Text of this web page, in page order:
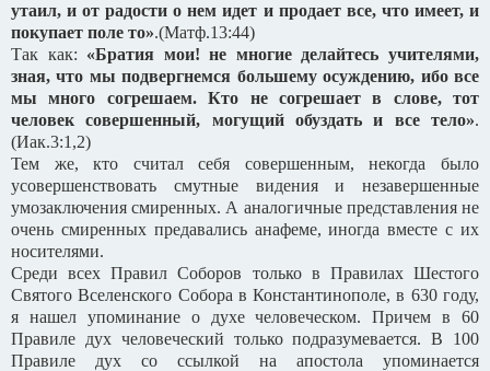
утаил, и от радости о нем идет и продает все, что имеет, и
покупает поле то».(Матф.13:44)
Так как: «Братия мои! не многие делайтесь учителями,
зная, что мы подвергнемся большему осуждению, ибо все
мы много согрешаем. Кто не согрешает в слове, тот
человек совершенный, могущий обуздать и все тело».
(Иак.3:1,2)
Тем же, кто считал себя совершенным, некогда было
усовершенствовать смутные видения и незавершенные
умозаключения смиренных. А аналогичные представления не
очень смиренных предавались анафеме, иногда вместе с их
носителями.
Среди всех Правил Соборов только в Правилах Шестого
Святого Вселенского Собора в Константинополе, в 630 году,
я нашел упоминание о духе человеческом. Причем в 60
Правиле дух человеческий только подразумевается. В 100
Правиле дух со ссылкой на апостола упоминается